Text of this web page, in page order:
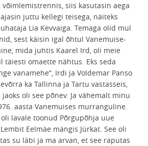
võimlemistrennis, siis kasutasin aega
juttu kellegi teisega, näiteks
Lia Kevvaiga. Temaga olid mul
sest käisin igal õhtul Vanemuise-
mida juhtis Kaarel Ird, oli meie
täiesti omaette nähtus. Eks seda
vanamehe“, Irdi ja Voldemar Panso
ka Tallinna ja Tartu vastasseis,
oli see põnev. Ja vähemalt minu
aasta Vanemuises murranguline.
oli lavale toonud Põrgupõhja uue
Eelmäe mängis Jürkat. See oli
su läbi ja ma arvan, et see raputas